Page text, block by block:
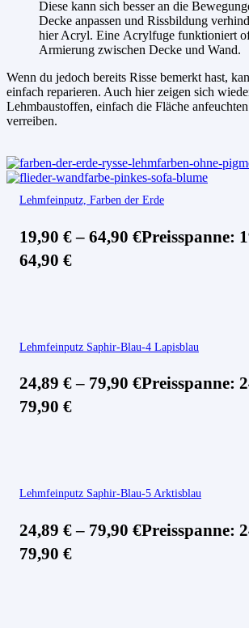
Diese kann sich besser an die
Decke anpassen und Rissbildung
hier Acryl. Eine Acrylfuge funktioniert
Armierung zwischen Decke und Wand.
Wenn du jedoch bereits Risse bemerkt hast,
einfach reparieren. Auch hier zeigen sich
Lehmbaustoffen, einfach die Fläche
verreiben.
Lehmfeinputz, Farben der Erde
19,90 € – 64,90 €Preisspanne:
64,90 €
Lehmfeinputz Saphir-Blau-4 Lapisblau
24,89 € – 79,90 €Preisspanne:
79,90 €
Lehmfeinputz Saphir-Blau-5 Arktisblau
24,89 € – 79,90 €Preisspanne:
79,90 €